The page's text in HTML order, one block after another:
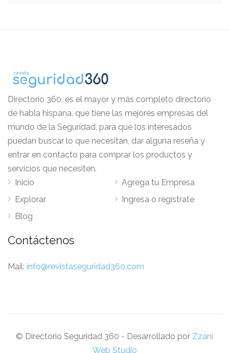
Directorio 360, es el mayor y más completo directorio
de habla hispana, que tiene las mejores empresas del
mundo de la Seguridad, para que los interesados
puedan buscar lo que necesitan, dar alguna reseña y
entrar en contacto para comprar los productos y
servicios que necesiten.
Inicio
Explorar
Blog
Agrega tu Empresa
Ingresa o regístrate
Contáctenos
Mail: info@revistaseguridad360.com
© Directorio Seguridad 360 - Desarrollado por Zzani
Web Studio